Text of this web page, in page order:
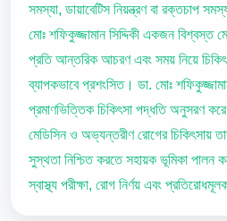
সমস্যা, ডায়াবেটিস নিয়ন্ত্রণ বা রক্তচাপ
মোঃ শফিকুজ্জামান সিদ্দিকী একজন বিশ্বস্ত
প্রতি আন্তরিক আচরণ এবং সময় নিয়ে
ব্যাপকভাবে প্রশংসিত। ডা. মোঃ
প্রমাণভিত্তিক চিকিৎসা পদ্ধতি অনুসরণ
মেডিসিন ও অভ্যন্তরীণ রোগের চিকিৎসায়
সুস্থতা নিশ্চিত করতে সহায়ক ভূমিকা পালন
স্বাস্থ্য পরীক্ষা, রোগ নির্ণয় এবং